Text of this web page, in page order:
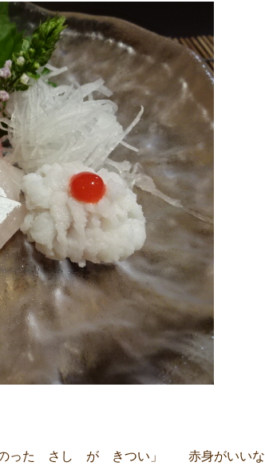
った さし が きつい」 赤身がいいな